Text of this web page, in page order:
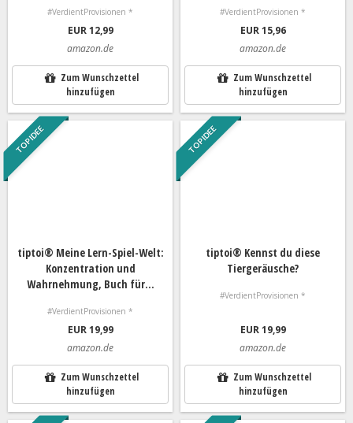
#VerdientProvisionen *
EUR 12,99
amazon.de
Zum Wunschzettel
hinzufügen
#VerdientProvisionen *
EUR 15,96
amazon.de
Zum Wunschzettel
hinzufügen
TOP IDEE
tiptoi® Meine Lern-Spiel-Welt:
Konzentration und
Wahrnehmung, Buch für...
#VerdientProvisionen *
EUR 19,99
amazon.de
Zum Wunschzettel
hinzufügen
TOP IDEE
tiptoi® Kennst du diese
Tiergeräusche?
#VerdientProvisionen *
EUR 19,99
amazon.de
Zum Wunschzettel
hinzufügen